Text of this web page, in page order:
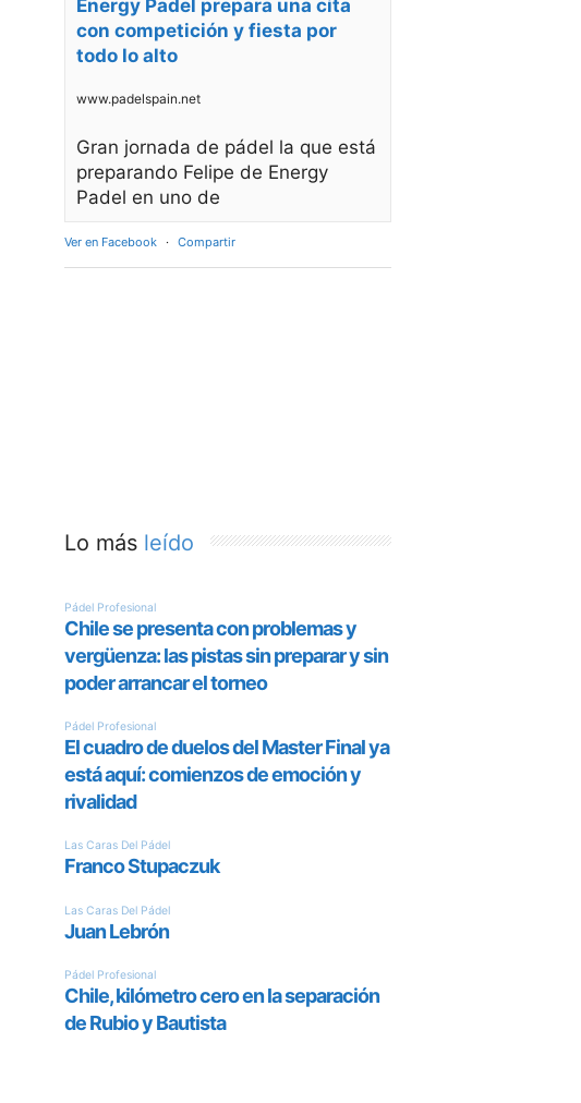
Energy Padel prepara una cita
con competición y fiesta por
todo lo alto
www.padelspain.net
Gran jornada de pádel la que está
preparando Felipe de Energy
Padel en uno de
Ver en Facebook · Compartir
Lo más leído